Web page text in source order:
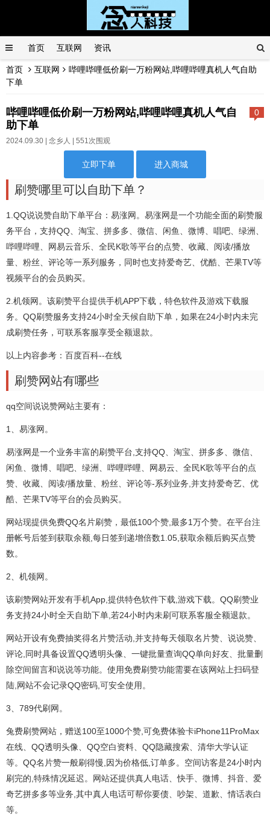
首页 互联网 资讯
首页 互联网
哔哩哔哩低价刷一万粉网站,哔哩哔哩真机人气自助
下单
0
哔哩哔哩低价刷一万粉网站,哔哩哔哩真机人气自
助下单
2024.09.30 | 念乡人 | 551次围观
立即下单 进入商城
刷赞哪里可以自助下单？
1.QQ说说赞自助下单平台：易涨网。易涨网是一个功能全面的刷赞服
务平台，支持QQ、淘宝、拼多多、微信、闲鱼、微博、唱吧、绿洲、
哔哩哔哩、网易云音乐、全民K歌等平台的点赞、收藏、阅读/播放
量、粉丝、评论等一系列服务，同时也支持爱奇艺、优酷、芒果TV等
视频平台的会员购买。
2.机领网。该刷赞平台提供手机APP下载，特色软件及游戏下载服
务。QQ刷赞服务支持24小时全天候自助下单，如果在24小时内未完
成刷赞任务，可联系客服享受全额退款。
以上内容参考：百度百科--在线
刷赞网站有哪些
qq空间说说赞网站主要有：
1、易涨网。
易涨网是一个业务丰富的刷赞平台,支持QQ、淘宝、拼多多、微信、
闲鱼、微博、唱吧、绿洲、哔哩哔哩、网易云、全民K歌等平台的点
赞、收藏、阅读/播放量、粉丝、评论等-系列业务,并支持爱奇艺、优
酷、芒果TV等平台的会员购买。
网站现提供免费QQ名片刷赞，最低100个赞,最多1万个赞。在平台注
册帐号后签到获取余额,每日签到递增倍数1.05,获取余额后购买点赞
数。
2、机领网。
该刷赞网站开发有手机App,提供特色软件下载,游戏下载。QQ刷赞业
务支持24小时全天自助下单,若24小时内未刷可联系客服全额退款。
网站开设有免费抽奖得名片赞活动,并支持每天领取名片赞、说说赞、
评论,同时具备设置QQ透明头像、一键批量查询QQ单向好友、批量删
除空间留言和说说等功能。使用免费刷赞功能需要在该网站上扫码登
陆,网站不会记录QQ密码,可安全使用。
3、789代刷网。
兔费刷赞网站，赠送100至1000个赞,可免费体验卡iPhone11ProMax
在线、QQ透明头像、QQ空白资料、QQ隐藏搜索、清华大学认证
等。QQ名片赞一般刷得慢,因为价格低,订单多。空间访客是24小时内
刷完的,特殊情况延迟。网站还提供真人电话、快手、微博、抖音、爱
奇艺拼多多等业务,其中真人电话可帮你要债、吵架、道歉、情话表白
等。